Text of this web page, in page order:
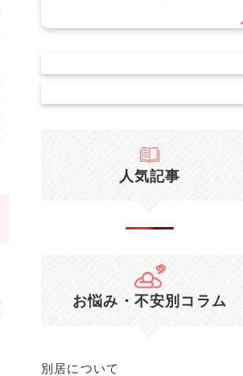
人気記事
お悩み・不安別コラム
別居について